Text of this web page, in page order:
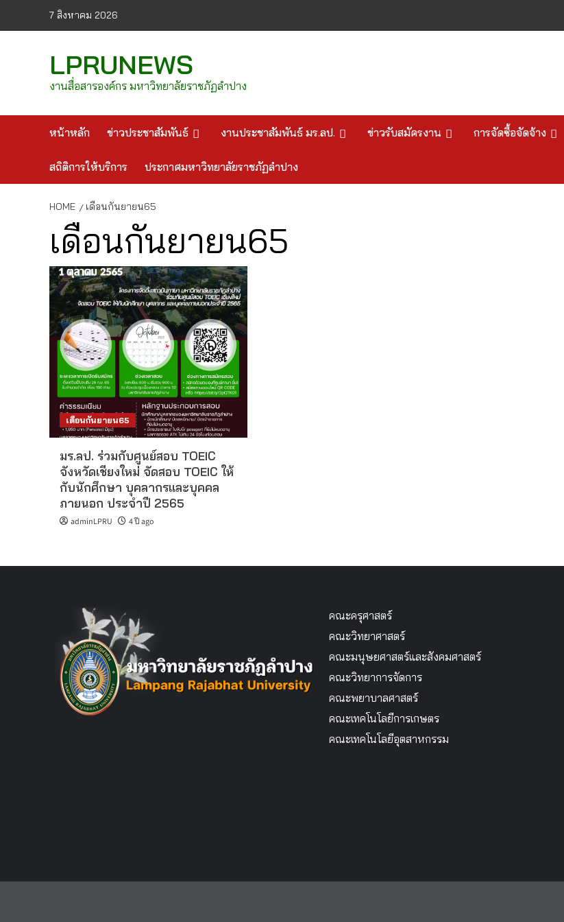
7 สิงหาคม 2026
LPRUNEWS
งานสื่อสารองค์กร มหาวิทยาลัยราชภัฏลำปาง
หน้าหลัก ข่าวประชาสัมพันธ์ งานประชาสัมพันธ์ มร.ลป. ข่าวรับสมัครงาน การจัดซื้อจัดจ้าง
สถิติการให้บริการ ประกาศมหาวิทยาลัยราชภัฏลำปาง
HOME เดือนกันยายน65
เดือนกันยายน65
เดือนกันยายน65
มร.ลป. ร่วมกับศูนย์สอบ TOEIC
จังหวัดเชียงใหม่ จัดสอบ TOEIC ให้
กับนักศึกษา บุคลากรและบุคคล
ภายนอก ประจำปี 2565
adminLPRU 4 ปี ago
คณะครุศาสตร์
คณะวิทยาศาสตร์
คณะมนุษยศาสตร์และสังคมศาสตร์
คณะวิทยาการจัดการ
คณะพยาบาลศาสตร์
คณะเทคโนโลยีการเกษตร
คณะเทคโนโลยีอุตสาหกรรม